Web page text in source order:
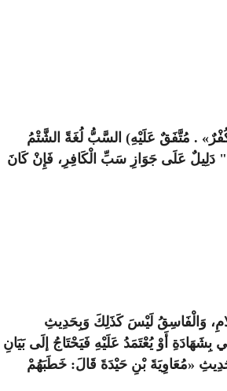
. مُتَّفَقٌ عَلَيْهِ) السَّبُّ لُغَةً الشَّتْمُ
دَلِيلٌ عَلَى جَوَازِ سَبِّ الْكَافِرِ، فَإِنْ كَانَ
وَالْفَاسِقُ لَيْسَ كَذَلِكَ وَبِحَدِيثِ
أَوْ يُعْتَمَدُ عَلَيْهِ فَيَحْتَاجُ إلَى بَيَانِ
حَدِيثِ «مُعَاوِيَةَ بْنِ حَيْدَةَ قَالَ: خَطَبَهُمْ